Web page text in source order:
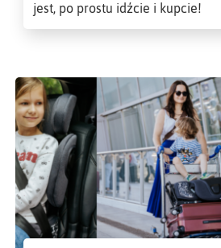
jest, po prostu idźcie i kupcie!